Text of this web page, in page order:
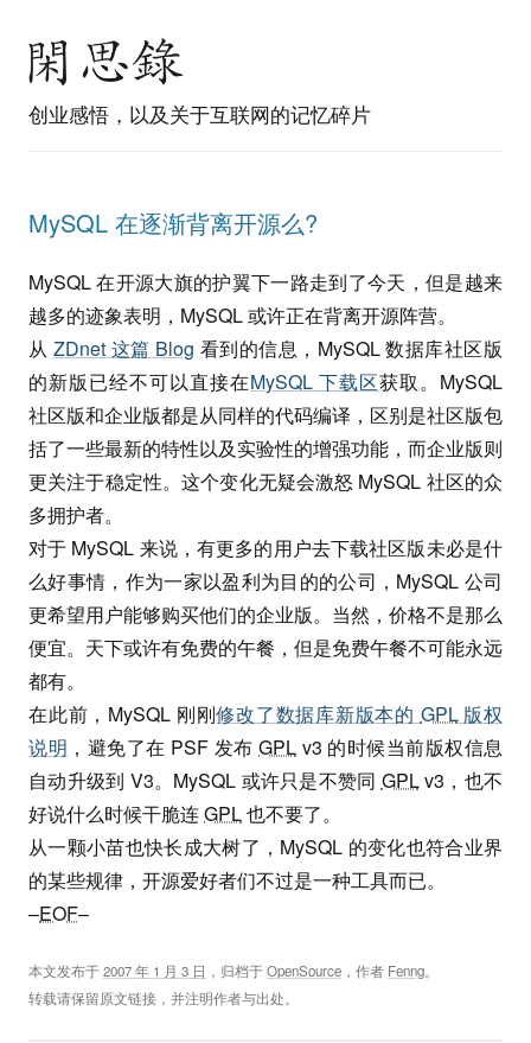
创业感悟，以及关于互联网的记忆碎片
MySQL 在逐渐背离开源么?
MySQL 在开源大旗的护翼下一路走到了今天，但是越来
越多的迹象表明，MySQL 或许正在背离开源阵营。
从ZDnet 这篇 Blog 看到的信息，MySQL 数据库社区版
的新版已经不可以直接在MySQL 下载区获取。MySQL
社区版和企业版都是从同样的代码编译，区别是社区版包
括了一些最新的特性以及实验性的增强功能，而企业版则
更关注于稳定性。这个变化无疑会激怒 MySQL 社区的众
多拥护者。
对于 MySQL 来说，有更多的用户去下载社区版未必是什
么好事情，作为一家以盈利为目的的公司，MySQL 公司
更希望用户能够购买他们的企业版。当然，价格不是那么
便宜。天下或许有免费的午餐，但是免费午餐不可能永远
都有。
在此前，MySQL 刚刚修改了数据库新版本的 GPL版权
说明 ，避免了在 PSF 发布 GPL v3 的时候当前版权信息
自动升级到 V3。MySQL 或许只是不赞同 GPLv3，也不
好说什么时候干脆连GPL也不要了。
从一颗小苗也快长成大树了，MySQL 的变化也符合业界
的某些规律，开源爱好者们不过是一种工具而已。
–EOF–
本文发布于2007 年 1 月 3 日 ，归档于OpenSource ，作者 Fenng。
转载请保留原文链接，并注明作者与出处。